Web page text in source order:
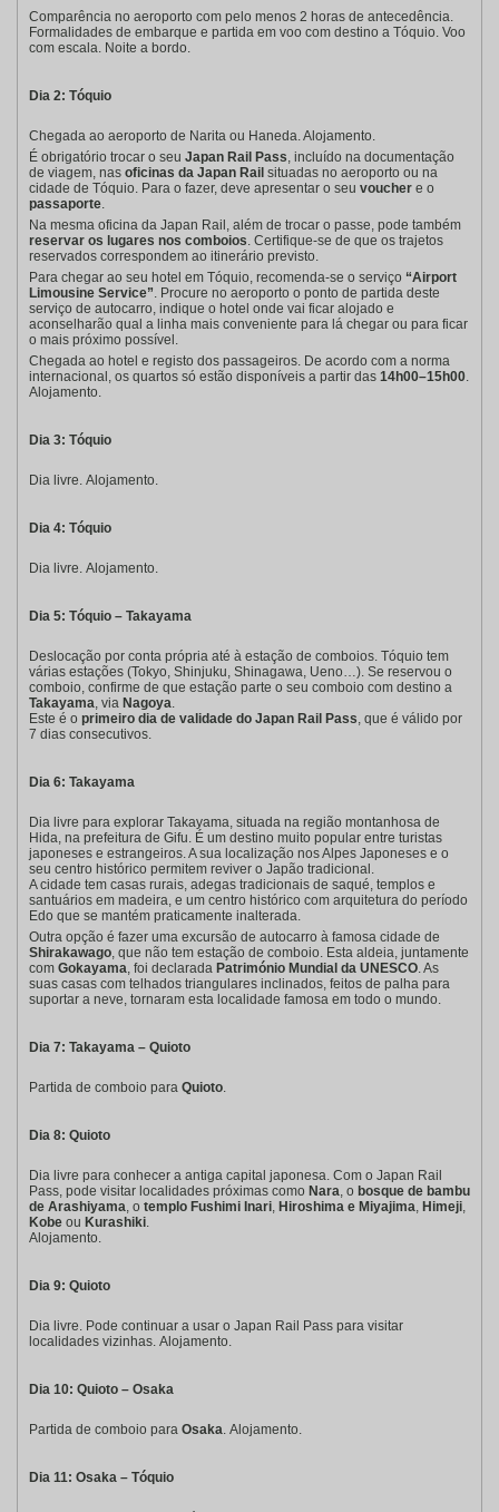
Comparência no aeroporto com pelo menos 2 horas de antecedência.
Formalidades de embarque e partida em voo com destino a Tóquio. Voo
com escala. Noite a bordo.
Dia 2: Tóquio
Chegada ao aeroporto de Narita ou Haneda. Alojamento.
É obrigatório trocar o seu Japan Rail Pass, incluído na documentação
de viagem, nas oficinas da Japan Rail situadas no aeroporto ou na
cidade de Tóquio. Para o fazer, deve apresentar o seu voucher e o
passaporte.
Na mesma oficina da Japan Rail, além de trocar o passe, pode também
reservar os lugares nos comboios. Certifique-se de que os trajetos
reservados correspondem ao itinerário previsto.
Para chegar ao seu hotel em Tóquio, recomenda-se o serviço “Airport
Limousine Service”. Procure no aeroporto o ponto de partida deste
serviço de autocarro, indique o hotel onde vai ficar alojado e
aconselharão qual a linha mais conveniente para lá chegar ou para ficar
o mais próximo possível.
Chegada ao hotel e registo dos passageiros. De acordo com a norma
internacional, os quartos só estão disponíveis a partir das 14h00–15h00.
Alojamento.
Dia 3: Tóquio
Dia livre. Alojamento.
Dia 4: Tóquio
Dia livre. Alojamento.
Dia 5: Tóquio – Takayama
Deslocação por conta própria até à estação de comboios. Tóquio tem
várias estações (Tokyo, Shinjuku, Shinagawa, Ueno…). Se reservou o
comboio, confirme de que estação parte o seu comboio com destino a
Takayama, via Nagoya.
Este é o primeiro dia de validade do Japan Rail Pass, que é válido por
7 dias consecutivos.
Dia 6: Takayama
Dia livre para explorar Takayama, situada na região montanhosa de
Hida, na prefeitura de Gifu. É um destino muito popular entre turistas
japoneses e estrangeiros. A sua localização nos Alpes Japoneses e o
seu centro histórico permitem reviver o Japão tradicional.
A cidade tem casas rurais, adegas tradicionais de saqué, templos e
santuários em madeira, e um centro histórico com arquitetura do período
Edo que se mantém praticamente inalterada.
Outra opção é fazer uma excursão de autocarro à famosa cidade de
Shirakawago, que não tem estação de comboio. Esta aldeia, juntamente
com Gokayama, foi declarada Património Mundial da UNESCO. As
suas casas com telhados triangulares inclinados, feitos de palha para
suportar a neve, tornaram esta localidade famosa em todo o mundo.
Dia 7: Takayama – Quioto
Partida de comboio para Quioto.
Dia 8: Quioto
Dia livre para conhecer a antiga capital japonesa. Com o Japan Rail
Pass, pode visitar localidades próximas como Nara, o bosque de bambu
de Arashiyama, o templo Fushimi Inari, Hiroshima e Miyajima, Himeji,
Kobe ou Kurashiki.
Alojamento.
Dia 9: Quioto
Dia livre. Pode continuar a usar o Japan Rail Pass para visitar
localidades vizinhas. Alojamento.
Dia 10: Quioto – Osaka
Partida de comboio para Osaka. Alojamento.
Dia 11: Osaka – Tóquio